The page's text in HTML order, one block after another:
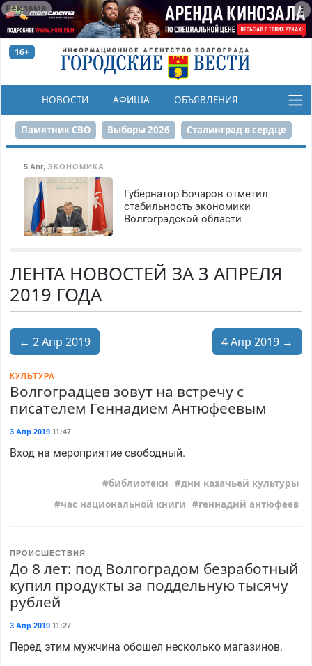
Реклама
16+
НОВОСТИ АФИША ОБЪЯВЛЕНИЯ
КОНКУРСЫ
Памятник СВО Выборы 2026 Сталинград в сердце
Реконструкция ЦПКиО На службе городу
80-летие Победы Парк Героев-летчиков
5 Авг, ЭКОНОМИКА
Губернатор Бочаров отметил
стабильность экономики
Волгоградской области
ЛЕНТА НОВОСТЕЙ ЗА 3 АПРЕЛЯ
2019 ГОДА
← 2 Апр 2019 4 Апр 2019 →
КУЛЬТУРА
Волгоградцев зовут на встречу с
писателем Геннадием Антюфеевым
3 Апр 201911:47
Вход на мероприятие свободный.
библиотеки
дни казачьей культуры
час национальной книги
геннадий антюфеев
ПРОИСШЕСТВИЯ
До 8 лет: под Волгоградом безработный
купил продукты за поддельную тысячу
рублей
3 Апр 201911:27
Перед этим мужчина обошел несколько магазинов.